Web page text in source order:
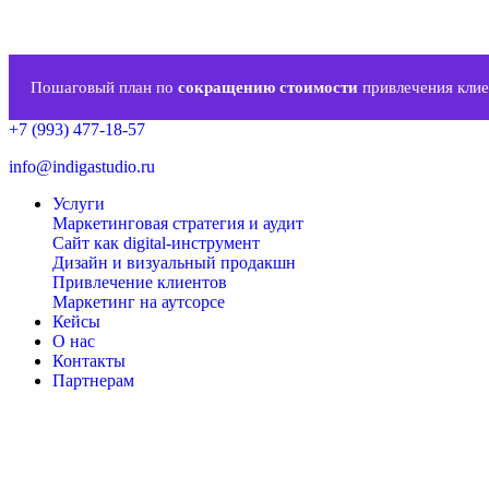
Пошаговый план по сокращению стоимости привлечения
+7 (993) 477-18-57
info@indigastudio.ru
Услуги
Маркетинговая стратегия и аудит
Сайт как digital-инструмент
Дизайн и визуальный продакшн
Привлечение клиентов
Маркетинг на аутсорсе
Кейсы
О нас
Контакты
Партнерам